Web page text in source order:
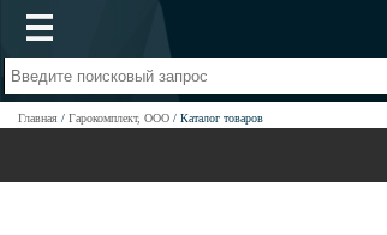
Главная Гарокомплект, ООО Каталог товаров